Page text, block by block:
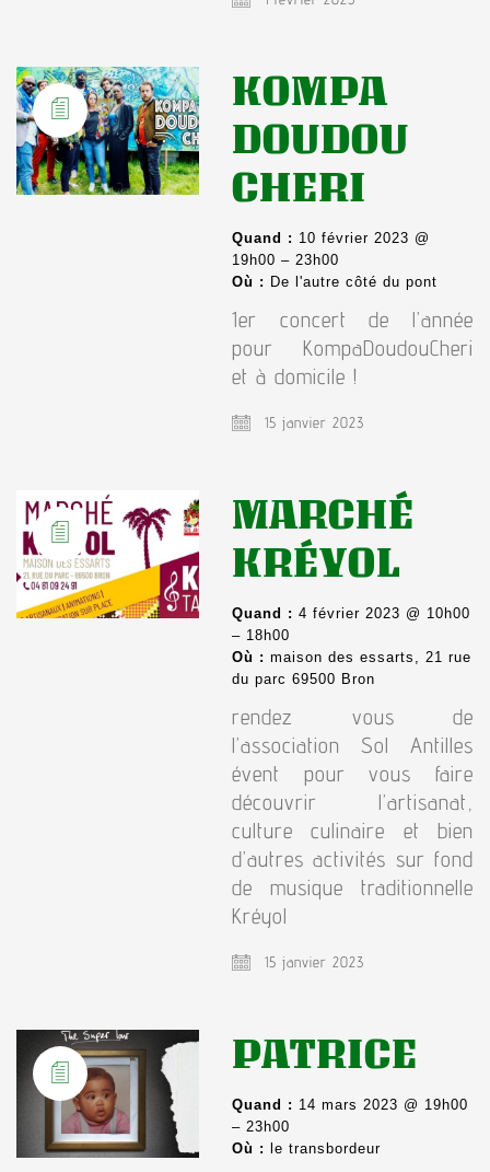
KOMPA
DOUDOU
CHERI
Quand : 10 février 2023 @
19h00 – 23h00
Où : De l'autre côté du pont
1er concert de l’année
pour KompaDoudouCheri
et à domicile !
15 janvier 2023
MARCHÉ
KRÉYOL
Quand : 4 février 2023 @ 10h00
– 18h00
Où : maison des essarts, 21 rue
du parc 69500 Bron
rendez vous de
l’association Sol Antilles
évent pour vous faire
découvrir l’artisanat,
culture culinaire et bien
d’autres activités sur fond
de musique traditionnelle
Kréyol
15 janvier 2023
PATRICE
Quand : 14 mars 2023 @ 19h00
– 23h00
Où :
le transbordeur